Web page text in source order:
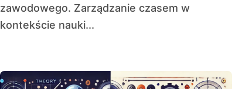
zawodowego. Zarządzanie czasem w
kontekście nauki...